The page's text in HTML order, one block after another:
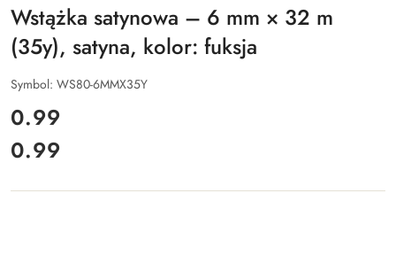
Wstążka satynowa – 6 mm × 32 m
(35y), satyna, kolor: fuksja
Symbol: WS80-6MMX35Y
cena:
0.99
Cena:
0.99